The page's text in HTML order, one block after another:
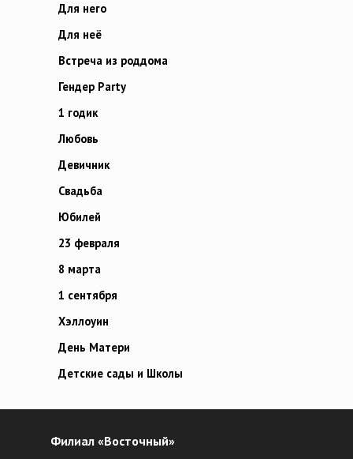
Для него
Для неё
Встреча из роддома
Гендер Party
1 годик
Любовь
Девичник
Свадьба
Юбилей
23 февраля
8 марта
1 сентября
Хэллоуин
День Матери
Детские сады и Школы
Филиал «Восточный»